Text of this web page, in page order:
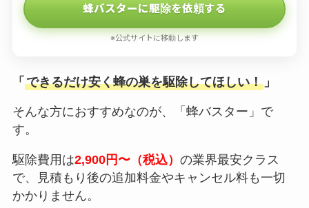
蜂バスターに駆除を依頼する
※公式サイトに移動します
「 できるだけ安く蜂の巣を駆除してほしい！」
そんな方におすすめなのが、「蜂バスター」で
す。
駆除費用は2,900円〜（税込） の業界最安クラス
で、見積もり後の追加料金やキャンセル料も一切
かかりません。